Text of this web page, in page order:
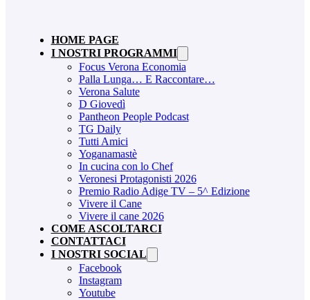
HOME PAGE
I NOSTRI PROGRAMMI
Focus Verona Economia
Palla Lunga… E Raccontare…
Verona Salute
D Giovedì
Pantheon People Podcast
TG Daily
Tutti Amici
Yoganamastè
In cucina con lo Chef
Veronesi Protagonisti 2026
Premio Radio Adige TV – 5^ Edizione
Vivere il Cane
Vivere il cane 2026
COME ASCOLTARCI
CONTATTACI
I NOSTRI SOCIAL
Facebook
Instagram
Youtube